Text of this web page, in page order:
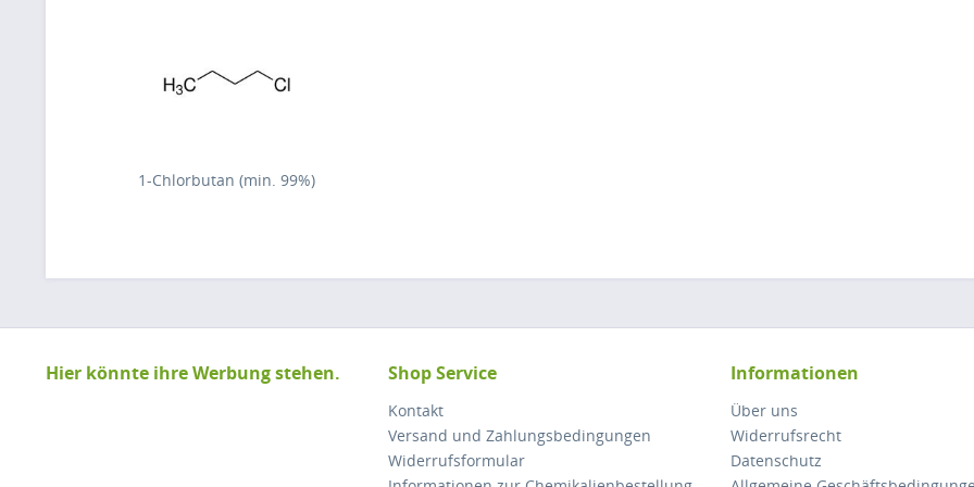
1-Chlorbutan (min. 99%)
Hier könnte ihre Werbung stehen. Shop Service
Kontakt
Versand und Zahlungsbedingungen
Widerrufsformular
Informationen
Über uns
Widerrufsrecht
Datenschutz